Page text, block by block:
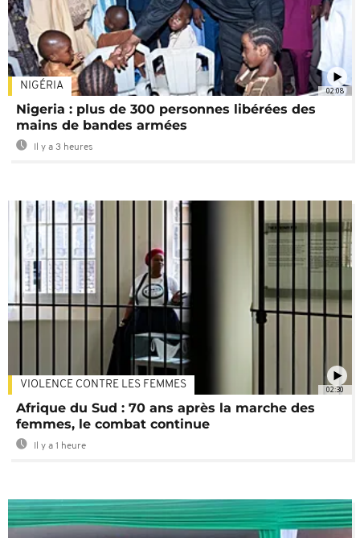
02:08
NIGÉRIA
Nigeria : plus de 300 personnes libérées des
mains de bandes armées
Il y a 3 heures
02:30
VIOLENCE CONTRE LES FEMMES
Afrique du Sud : 70 ans après la marche des
femmes, le combat continue
Il y a 1 heure